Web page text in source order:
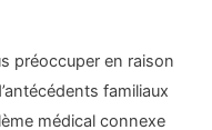
préoccuper en raison
familiaux
médical connexe